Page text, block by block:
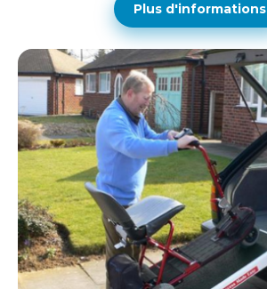
Plus d'informations